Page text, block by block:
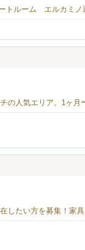
トルーム エルカミノ
の人気エリア。1ヶ月
したい方を募集！家